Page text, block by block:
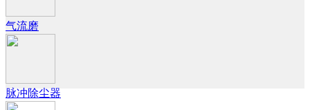
气流磨
脉冲除尘器